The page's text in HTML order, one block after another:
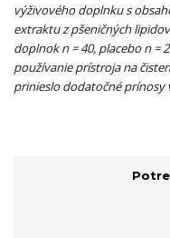
výživového doplnku s
extraktu z pšeničných
doplnok n = 40, placebo n =
používanie prístroja na
prinieslo dodatočné prínosy